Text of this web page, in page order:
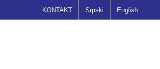
KONTAKT Srpski English